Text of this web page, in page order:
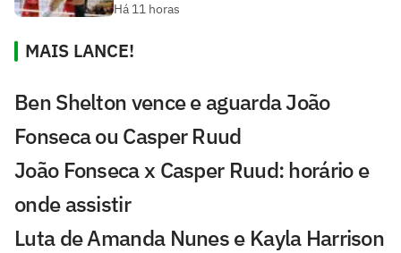
Há 11 horas
MAIS LANCE!
Ben Shelton vence e aguarda João
Fonseca ou Casper Ruud
João Fonseca x Casper Ruud: horário e
onde assistir
Luta de Amanda Nunes e Kayla Harrison